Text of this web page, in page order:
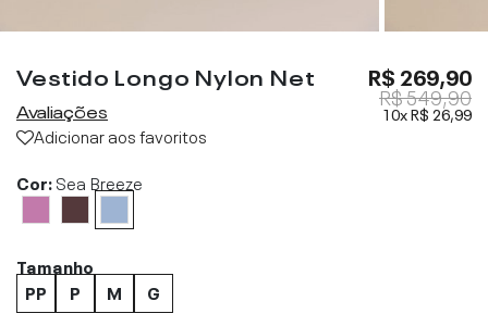
Vestido Longo Nylon Net
Avaliações
Adicionar aos favoritos
R$ 269,90
R$ 549,90
10xR$ 26,99
Cor:Sea Breeze
Tamanho
PP
P M G